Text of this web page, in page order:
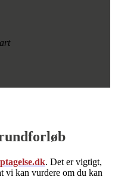
. Det er vigtigt,
vi kan vurdere om du kan